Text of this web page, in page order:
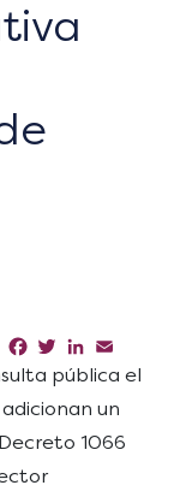
Facebook
TwitterLinkedIn
pública el
un
1066